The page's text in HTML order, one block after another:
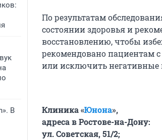
В
По результатам
состоянии здоровья и
восстановлению, чтобы
рекомендовано пациентам
или исключить негативные
Клиника «Юнона»,
адреса в Ростове-на-Дону:
ул. Советская, 51/2;